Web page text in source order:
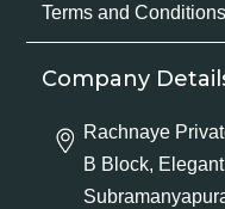
Terms and Conditions
Company
Rachnaye
B Block,